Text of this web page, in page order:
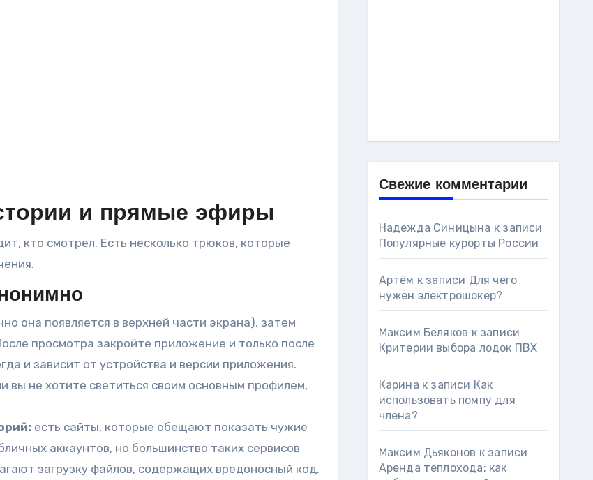
и прямые эфиры
кто смотрел. Есть несколько трюков, которые
она появляется в верхней части экрана), затем
просмотра закройте приложение и только после
и зависит от устройства и версии приложения.
вы не хотите светиться своим основным профилем,
есть сайты, которые обещают показать чужие
аккаунтов, но большинство таких сервисов
загрузку файлов, содержащих вредоносный код.
Свежие комментарии
Надежда Синицына к записи
Популярные курорты России
Артём к записи Для чего
нужен электрошокер?
Максим Беляков к записи
Критерии выбора лодок ПВХ
Карина к записи Как
использовать помпу для
члена?
Максим Дьяконов к записи
Аренда теплохода: как